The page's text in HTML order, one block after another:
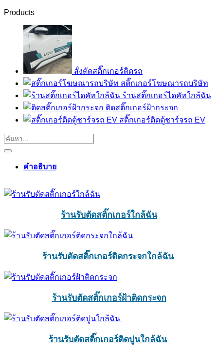
Products
สั่งตัดสติ๊กเกอร์ติดรถ
สติ๊กเกอร์โฆษณารถบริษัท
ร้านสติ๊กเกอร์ไดคัทใกล้ฉัน
ติดสติ๊กเกอร์ฝ้ากระจก
สติ๊กเกอร์ติดตู้ชาร์จรถ EV
คำอธิบาย
ร้านรับตัดสติ๊กเกอร์ใกล้ฉัน
ร้านรับตัดสติ๊กเกอร์ติดกระจกใกล้ฉัน
ร้านรับตัดสติ๊กเกอร์ฝ้าติดกระจก
ร้านรับตัดสติ๊กเกอร์ติดปูนใกล้ฉัน